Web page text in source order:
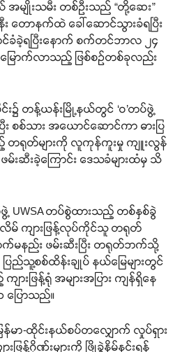
ျိုးသမီး တစ်ဦးသည် “တို့ဆေး”
တောနက်ထဲ ခေါ်ဆောင်သွားခံရပြီး
ခံခဲ့ရပြီးနောက် စက်တင်ဘာလ ၂၄
ောက်လာသည့် ဖြစ်စဉ်တစ်ခုလည်း
၌ တန့်ယန်းမြို့နယ်တွင် ‘ဝ’တပ်ဖွဲ့
စစ်သား အယောင်ဆောင်ကာ ဓားပြ
တရုတ်များကို လူကုန်ကူးမှု ကျူးလွန်
မ်းဆီးခဲ့ကြောင်း ဒေသခံများထံမှ သိ
UWSA တပ်စွဲထားသည့် တစ်နှစ်ခွဲ
မ် ကျားဖြန့်လုပ်ကိုင်သူ တရုတ်
ထက်မနည်း ဖမ်းဆီးပြီး တရုတ်ဘက်သို့
ြည်သူ့စစ်ထိန်းချုပ် နယ်မြေများတွင်
ားဖြန့်ရုံ အများအပြား ကျန်ရှိနေ
ပြောသည်။
န်မာ-ထိုင်းနယ်စပ်တလျှောက် လှုပ်ရှား
ြန့်ဂိုဏ်းများကို ဖြိုခွဲနှိမ်နှင်းရန်